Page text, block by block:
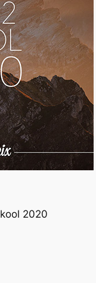
2020